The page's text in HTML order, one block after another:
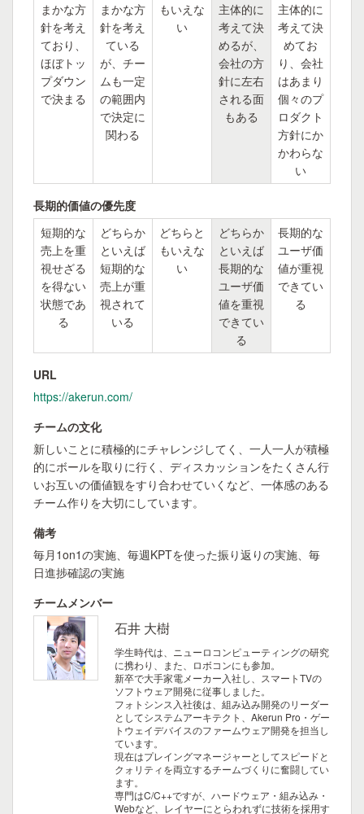
まかな方
針を考え
ており、
ほぼトッ
プダウン
で決まる
まかな方
針を考え
ている
が、チー
ムも一定
の範囲内
で決定に
関わる
もいえな
い
主体的に
考えて決
めるが、
会社の方
針に左右
される面
もある
主体的に
考えて決
めてお
り、会社
はあまり
個々のプ
ロダクト
方針にか
かわらな
い
長期的価値の優先度
短期的な
売上を重
視せざる
を得ない
状態であ
る
どちらか
といえば
短期的な
売上が重
視されて
いる
どちらと
もいえな
い
どちらか
といえば
長期的な
ユーザ価
値を重視
できてい
る
長期的な
ユーザ価
値が重視
できてい
る
URL
https://akerun.com/
チームの文化
新しいことに積極的にチャレンジしてく、一人一人が積極
的にボールを取りに行く、ディスカッションをたくさん行
いお互いの価値観をすり合わせていくなど、一体感のある
チーム作りを大切にしています。
備考
毎月1on1の実施、毎週KPTを使った振り返りの実施、毎
日進捗確認の実施
チームメンバー
石井 大樹
学生時代は、ニューロコンピューティングの研究
に携わり、また、ロボコンにも参加。
新卒で大手家電メーカー入社し、スマートTVの
ソフトウェア開発に従事しました。
フォトシンス入社後は、組み込み開発のリーダー
としてシステムアーキテクト、Akerun Pro・ゲー
トウェイデバイスのファームウェア開発を担当し
ています。
現在はプレイングマネージャーとしてスピードと
クォリティを両立するチームづくりに奮闘してい
ます。
専門はC/C++ですが、ハードウェア・組み込み・
Webなど、レイヤーにとらわれずに技術を採用す